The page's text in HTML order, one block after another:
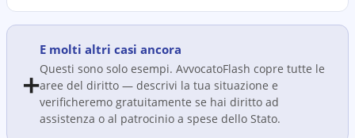
➕
E molti altri casi ancora
Questi sono solo esempi. AvvocatoFlash copre tutte le
aree del diritto — descrivi la tua situazione e
verificheremo gratuitamente se hai diritto ad
assistenza o al patrocinio a spese dello Stato.